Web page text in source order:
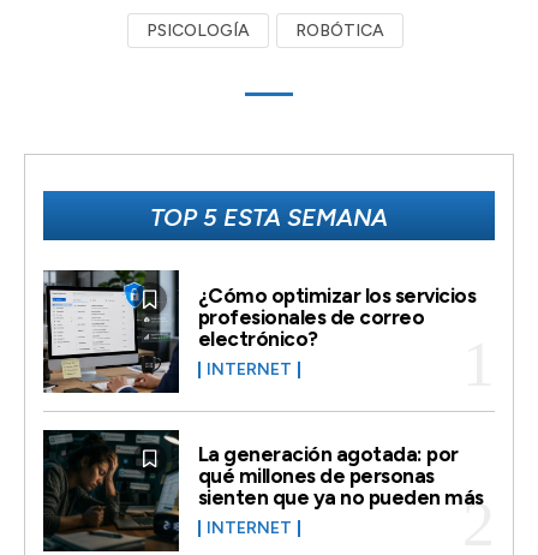
PSICOLOGÍA ROBÓTICA
TOP 5 ESTA SEMANA
¿Cómo optimizar los servicios
profesionales de correo
electrónico?
INTERNET
La generación agotada: por
qué millones de personas
sienten que ya no pueden más
INTERNET